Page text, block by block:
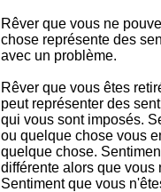
Rêver que vous ne
chose représente des
avec un problème.
Rêver que vous êtes
peut représenter des
qui vous sont imposés.
ou quelque chose vous
quelque chose.
différente alors que vous
Sentiment que vous